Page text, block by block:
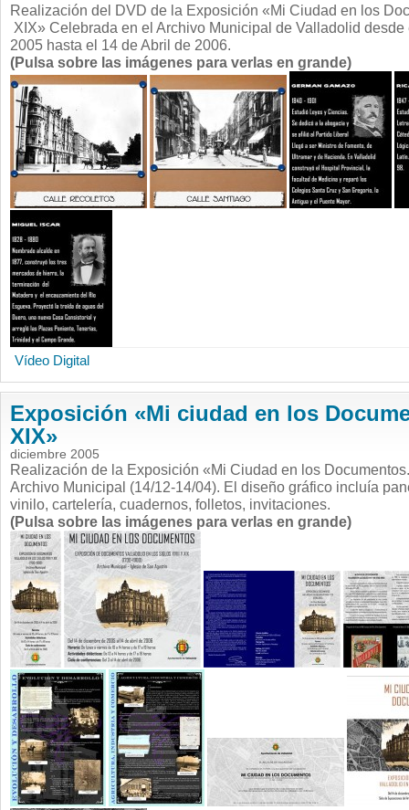
Realización del DVD de la Exposición «Mi Ciudad en los
XIX» Celebrada en el Archivo Municipal de Valladolid
2005 hasta el 14 de Abril de 2006.
(Pulsa sobre las imágenes para verlas en grande)
Vídeo Digital
Exposición «Mi ciudad en los
XIX»
diciembre 2005
Realización de la Exposición «Mi Ciudad en los
Archivo Municipal (14/12-14/04). El diseño gráfico incluía
vinilo, cartelería, cuadernos, folletos, invitaciones.
(Pulsa sobre las imágenes para verlas en grande)